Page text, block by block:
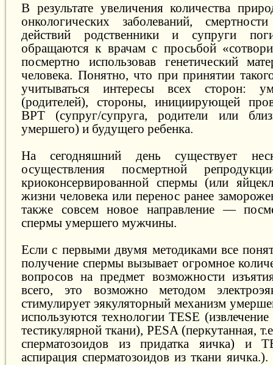
В результате увеличения количества
онкологических заболеваний,
действий родственники и супруги
обращаются к врачам с просьбой
посмертно использовав генетический
человека. Понятно, что при принятии
учитываться интересы всех сторон:
(родителей), стороны, инициирующей
ВРТ (супруг/супруга, родители или
умершего) и будущего ребенка.
На сегодняшний день существует
осуществления посмертной
криоконсервированной спермы (или
жизни человека или перенос ранее
также совсем новое направление —
спермы умершего мужчины.
Если с первыми двумя методиками все
получение спермы вызывает огромное
вопросов на предмет возможности
всего, это возможно методом
стимулирует эякуляторный механизм
используются технологии TESE (извлечение
тестикулярной ткани), PESA (перкутанная,
сперматозоидов из придатка яичка) и
аспирация сперматозоидов из ткани